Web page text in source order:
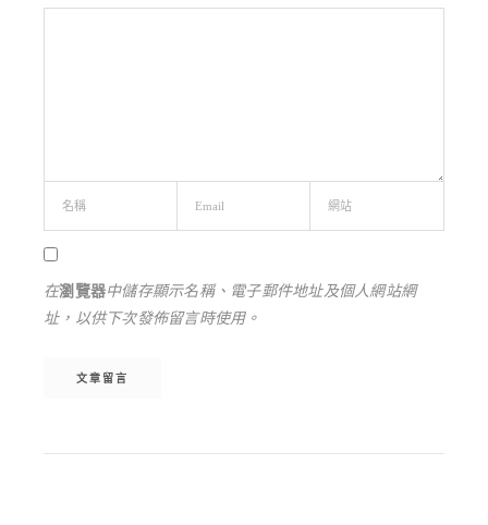
在瀏覽器中儲存顯示名稱、電子郵件地址及個人網站網
址，以供下次發佈留言時使用。